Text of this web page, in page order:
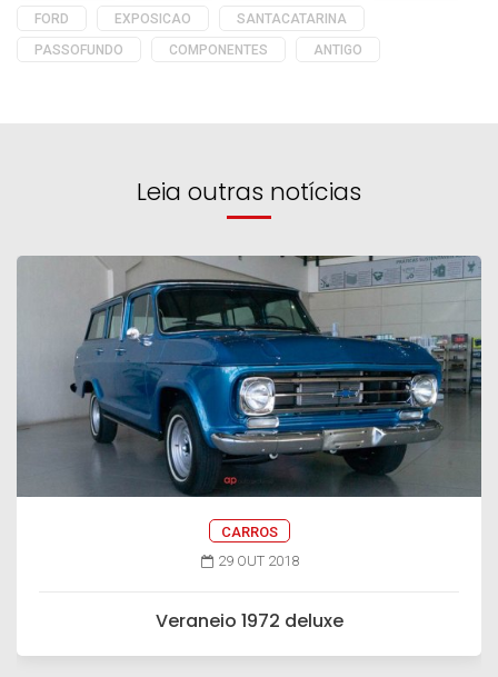
FORD
EXPOSICAO
SANTACATARINA
PASSOFUNDO
COMPONENTES ANTIGO
Leia outras notícias
CARROS
29 OUT 2018
Veraneio 1972 deluxe